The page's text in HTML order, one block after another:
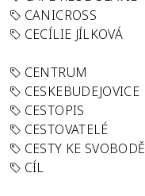
CANICROSS
CECÍLIE JÍLKOVÁ
CENTRUM
CESKEBUDEJOVICE
CESTOPIS
CESTOVATELÉ
CESTY KE SVOBODĚ
CÍL